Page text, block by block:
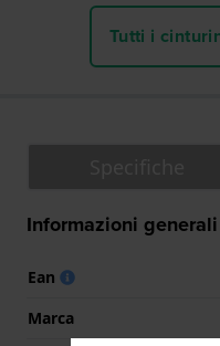
Tutti i
Informazioni generali
Ean
Marca